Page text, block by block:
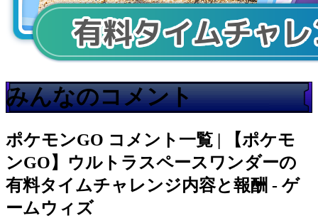
みんなのコメント
ポケモンGO コメント一覧 | 【ポケモ
ンGO】ウルトラスペースワンダーの
有料タイムチャレンジ内容と報酬 - ゲ
ームウィズ